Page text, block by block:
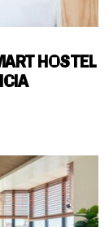
HOSTEL